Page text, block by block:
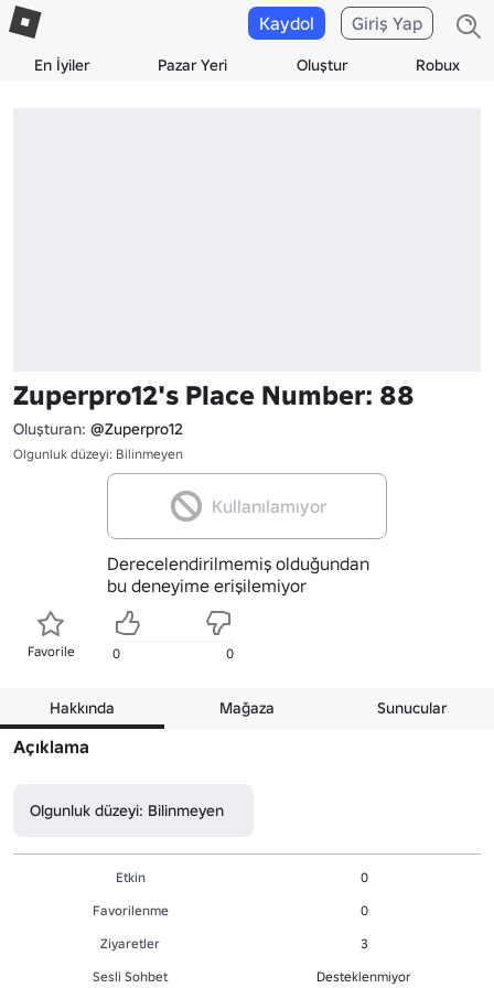
En İyiler Pazar Yeri Oluştur Robux
Kaydol Giriş Yap
Zuperpro12's Place Number: 88
Oluşturan: @Zuperpro12
Olgunluk düzeyi: Bilinmeyen
Kullanılamıyor
Derecelendirilmemiş olduğundan
bu deneyime erişilemiyor
Favorile 0 0
Hakkında Mağaza Sunucular
Açıklama
Olgunluk düzeyi: Bilinmeyen
Etkin
0
Favorilenme
0
Ziyaretler
3
Sesli Sohbet
Desteklenmiyor